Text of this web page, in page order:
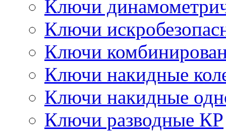
Ключи
Ключи
Ключи
Ключи накидные
Ключи накидные
Ключи разводные КР